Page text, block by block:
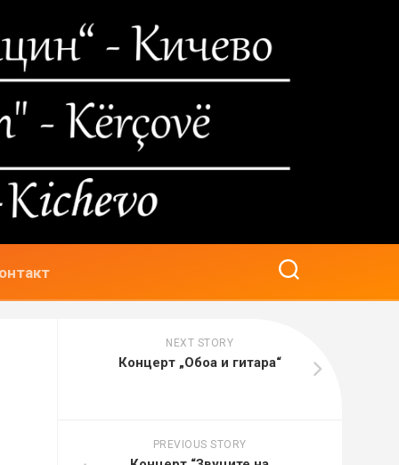
NEXT STORY
Концерт „Обоa и гитара“
PREVIOUS STORY